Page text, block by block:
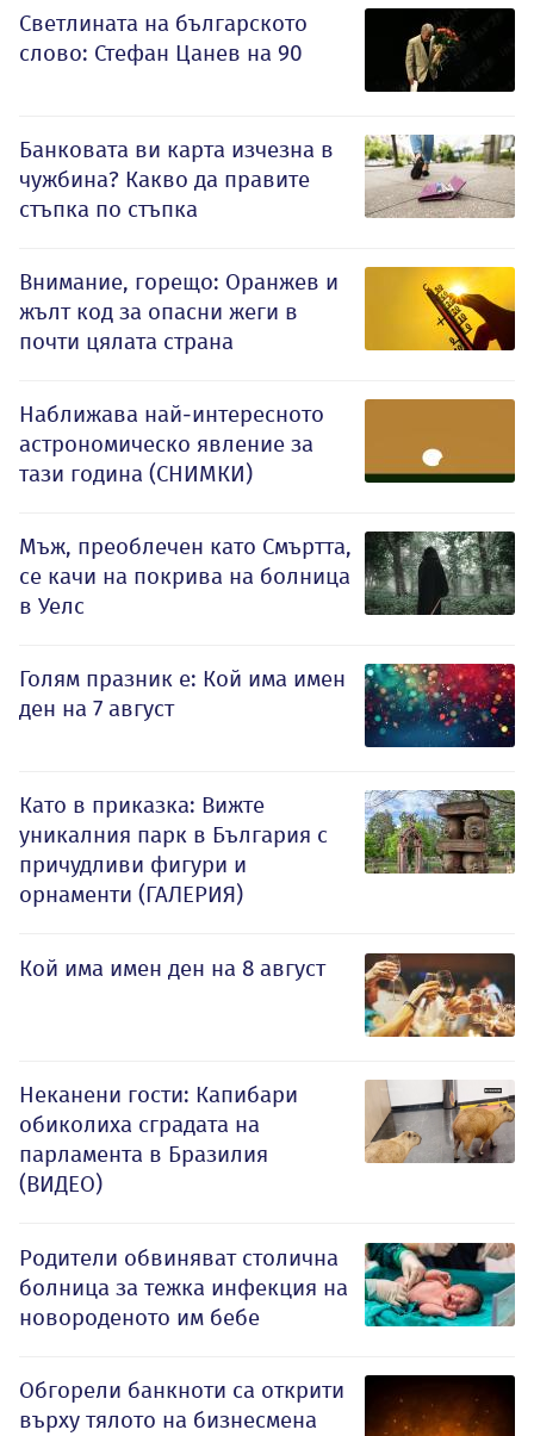
Светлината на българското
слово: Стефан Цанев на 90
Банковата ви карта изчезна в
чужбина? Какво да правите
стъпка по стъпка
Внимание, горещо: Оранжев и
жълт код за опасни жеги в
почти цялата страна
Наближава най-интересното
астрономическо явление за
тази година (СНИМКИ)
Мъж, преоблечен като Смъртта,
се качи на покрива на болница
в Уелс
Голям празник е: Кой има имен
ден на 7 август
Като в приказка: Вижте
уникалния парк в България с
причудливи фигури и
орнаменти (ГАЛЕРИЯ)
Кой има имен ден на 8 август
Неканени гости: Капибари
обиколиха сградата на
парламента в Бразилия
(ВИДЕО)
Родители обвиняват столична
болница за тежка инфекция на
новороденото им бебе
Обгорели банкноти са открити
върху тялото на бизнесмена